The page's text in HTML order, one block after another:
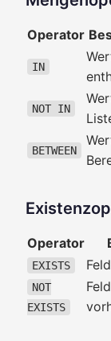
Operator
IN
NOT IN
BETWEEN
Operator
EXISTS
NOT
EXISTS